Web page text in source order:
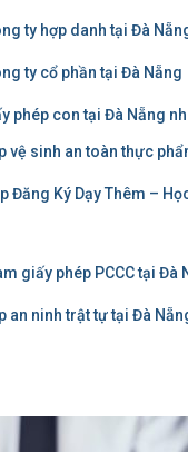
ty hợp danh tại Đà
ty cổ phần tại Đà Nẵng
phép con tại Đà Nẵng
vệ sinh an toàn thực
Đăng Ký Dạy Thêm –
giấy phép PCCC tại Đà
an ninh trật tự tại Đà